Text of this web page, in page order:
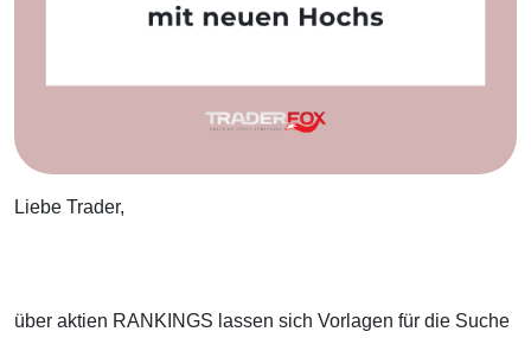
Liebe Trader,
über aktien RANKINGS lassen sich Vorlagen für die Suche